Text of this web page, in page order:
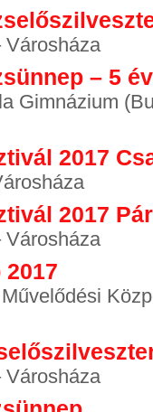
Városháza
– 5
Gimnázium
2017
2017
Városháza
Városháza